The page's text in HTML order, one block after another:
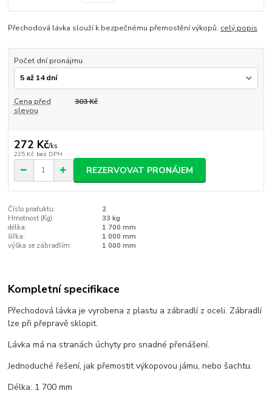
Přechodová lávka slouží k bezpečnému přemostění výkopů. celý popis
Počet dní pronájmu
Cena před
slevou
303 Kč
272 Kč/ks
225 Kč bez DPH
REZERVOVAT PRONÁJEM
Číslo produktu:
2
Hmotnost (Kg):
33 kg
délka:
1 700 mm
šířka:
1 000 mm
výška se zábradlím:
1 000 mm
Kompletní specifikace
Přechodová lávka je vyrobena z plastu a zábradlí z oceli. Zábradlí
lze při přepravě sklopit.
Lávka má na stranách úchyty pro snadné přenášení.
Jednoduché řešení, jak přemostit výkopovou jámu, nebo šachtu.
Délka: 1 700 mm